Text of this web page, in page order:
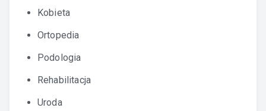
Kobieta
Ortopedia
Podologia
Rehabilitacja
Uroda